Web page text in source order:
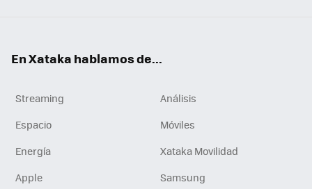
En Xataka hablamos de...
Streaming
Análisis
Espacio
Móviles
Energía
Xataka Movilidad
Apple
Samsung